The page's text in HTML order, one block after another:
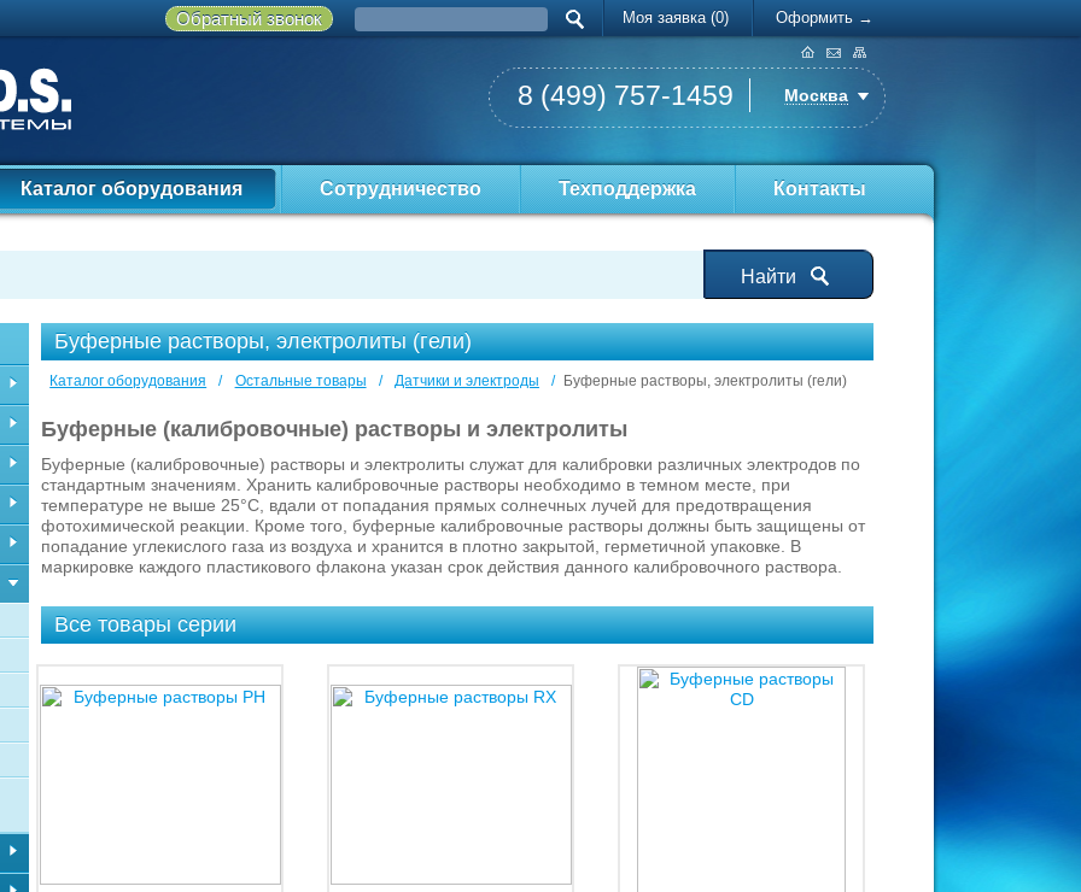
Моя заявка (0) Оформить →
Обратный звонок
Каталог оборудования Сотрудничество Техподдержка Контакты
8 (499) 757-1459 Москва
Найти
Буферные растворы, электролиты (гели)
Каталог оборудования / Остальные товары / Датчики и электроды / Буферные растворы, электролиты (гели)
Буферные (калибровочные) растворы и электролиты
Буферные (калибровочные) растворы и электролиты служат для калибровки различных электродов по
стандартным значениям. Хранить калибровочные растворы необходимо в темном месте, при
температуре не выше 25°С, вдали от попадания прямых солнечных лучей для предотвращения
фотохимической реакции. Кроме того, буферные калибровочные растворы должны быть защищены от
попадание углекислого газа из воздуха и хранится в плотно закрытой, герметичной упаковке. В
маркировке каждого пластикового флакона указан срок действия данного калибровочного раствора.
Все товары серии